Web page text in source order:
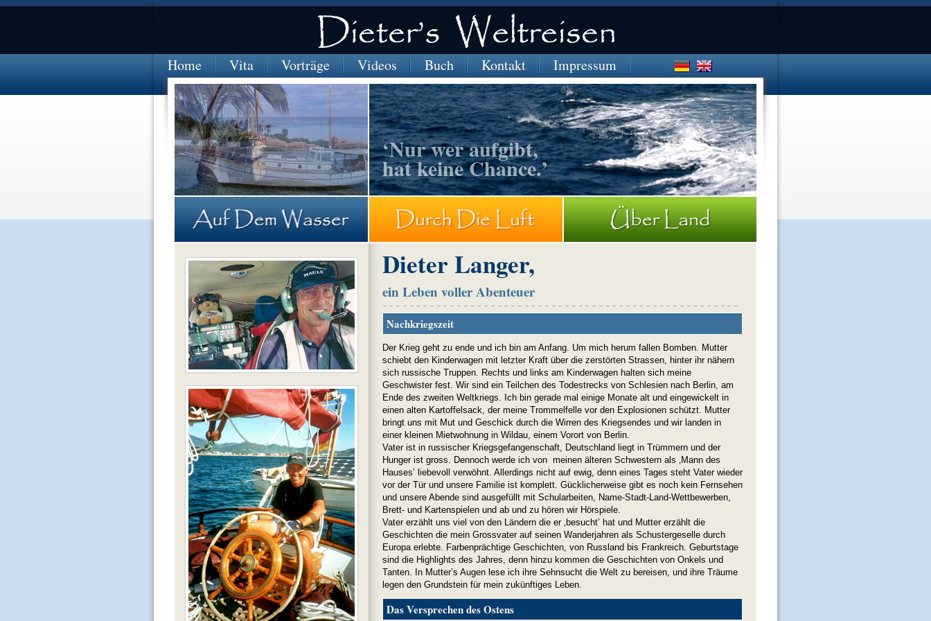
Home Vita Vorträge Videos Buch Kontakt Impressum
‘Nur wer aufgibt,
hat keine Chance.’
Dieter Langer,
ein Leben voller Abenteuer
Nachkriegszeit
Der Krieg geht zu ende und ich bin am Anfang. Um mich herum fallen Bomben. Mutter
schiebt den Kinderwagen mit letzter Kraft über die zerstörten Strassen, hinter ihr nähern
sich russische Truppen. Rechts und links am Kinderwagen halten sich meine
Geschwister fest. Wir sind ein Teilchen des Todestrecks von Schlesien nach Berlin, am
Ende des zweiten Weltkriegs. Ich bin gerade mal einige Monate alt und eingewickelt in
einen alten Kartoffelsack, der meine Trommelfelle vor den Explosionen schützt. Mutter
bringt uns mit Mut und Geschick durch die Wirren des Kriegsendes und wir landen in
einer kleinen Mietwohnung in Wildau, einem Vorort von Berlin.
Vater ist in russischer Kriegsgefangenschaft, Deutschland liegt in Trümmern und der
Hunger ist gross. Dennoch werde ich von meinen älteren Schwestern als ‚Mann des
Hauses’ liebevoll verwöhnt. Allerdings nicht auf ewig, denn eines Tages steht Vater wieder
vor der Tür und unsere Familie ist komplett. Gücklicherweise gibt es noch kein Fernsehen
und unsere Abende sind ausgefüllt mit Schularbeiten, Name-Stadt-Land-Wettbewerben,
Brett- und Kartenspielen und ab und zu hören wir Hörspiele.
Vater erzählt uns viel von den Ländern die er ‚besucht’ hat und Mutter erzählt die
Geschichten die mein Grossvater auf seinen Wanderjahren als Schustergeselle durch
Europa erlebte. Farbenprächtige Geschichten, von Russland bis Frankreich. Geburtstage
sind die Highlights des Jahres, denn hinzu kommen die Geschichten von Onkels und
Tanten. In Mutter’s Augen lese ich ihre Sehnsucht die Welt zu bereisen, und ihre Träume
legen den Grundstein für mein zukünftiges Leben.
Das Versprechen des Ostens